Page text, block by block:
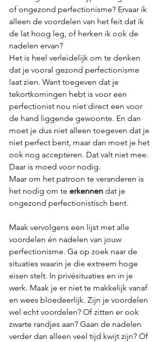
of ongezond perfectionisme? Ervaar ik
alleen de voordelen van het feit dat ik
de lat hoog leg, of herken ik ook de
nadelen ervan?
Het is heel verleidelijk om te denken
dat je vooral gezond perfectionisme
laat zien. Want toegeven dat je
tekortkomingen hebt is voor een
perfectionist nou niet direct een voor
de hand liggende gewoonte. En dan
moet je dus niet alleen toegeven dat je
niet perfect bent, maar dan moet je het
ook nog accepteren. Dat valt niet mee.
Daar is moed voor nodig.
Maar om het patroon te veranderen is
het nodig om te erkennen dat je
ongezond perfectionistisch bent.
Maak vervolgens een lijst met alle
voordelen én nadelen van jouw
perfectionisme. Ga op zoek naar de
situaties waarin je die extreem hoge
eisen stelt. In privésituaties en in je
werk. Maak je er niet te makkelijk vanaf
en wees bloedeerlijk. Zijn je voordelen
wel echt voordelen? Of zitten er ook
zwarte randjes aan? Gaan de nadelen
verder dan alleen veel tijd kwijt zijn? Of